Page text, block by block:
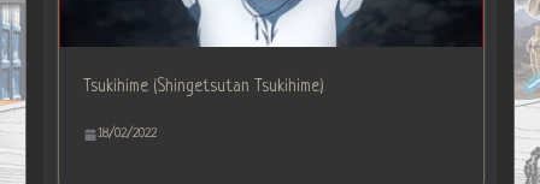
Tsukihime (Shingetsutan Tsukihime)
18/02/2022